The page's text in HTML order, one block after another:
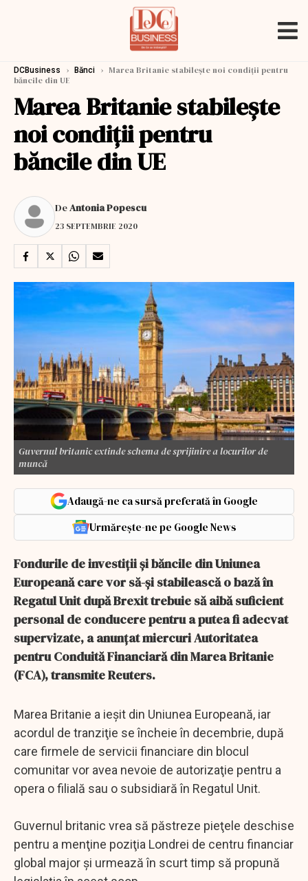
DCBusiness › Bănci › Marea Britanie stabilește noi condiții pentru
băncile din UE
Marea Britanie stabilește
noi condiții pentru
băncile din UE
DeAntonia Popescu
23 SEPTEMBRIE 2020
Guvernul britanic extinde schema de sprijinire a locurilor de
muncă
Adaugă-ne ca sursă preferată în Google
Urmărește-ne pe Google News
Fondurile de investiţii şi băncile din Uniunea
Europeană care vor să-şi stabilească o bază în
Regatul Unit după Brexit trebuie să aibă suficient
personal de conducere pentru a putea fi adecvat
supervizate, a anunţat miercuri Autoritatea
pentru Conduită Financiară din Marea Britanie
(FCA), transmite Reuters.
Marea Britanie a ieşit din Uniunea Europeană, iar
acordul de tranziţie se încheie în decembrie, după
care firmele de servicii financiare din blocul
comunitar vor avea nevoie de autorizaţie pentru a
opera o filială sau o subsidiară în Regatul Unit.
Guvernul britanic vrea să păstreze pieţele deschise
pentru a menţine poziţia Londrei de centru financiar
global major şi urmează în scurt timp să propună